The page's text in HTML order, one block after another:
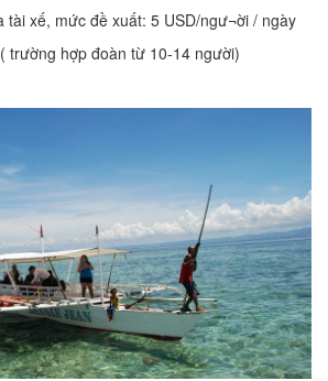
tài xế, mức đề xuất: 5 USD/ngư¬ời / ngày
trường hợp đoàn từ 10-14 người)